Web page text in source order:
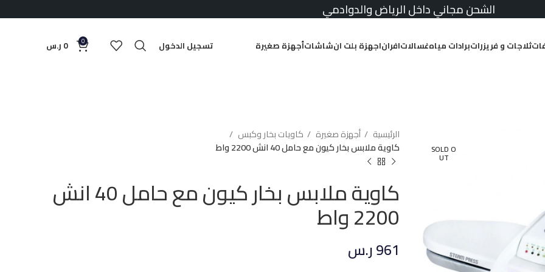
الشحن مجاني داخل الرياض والدوادمي
ثلاجات و فريزراتبرادات مياهغسالاتافراناجهزة بلت انشاشاتأجهزة صغيرة تسجيل الدخول 0
0 ر.س
SOLD O
UT
الرئيسية أجهزة صغيرة
كاويات بخار وكبس
كاوية ملابس بخار كيون مع حامل 40 انش 2200 واط
كاوية ملابس بخار كيون مع حامل 40 انش
2200 واط
961ر.س